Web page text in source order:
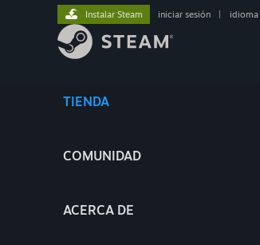
TIENDA
COMUNIDAD
ACERCA DE
Instalar Steam iniciar sesión idioma